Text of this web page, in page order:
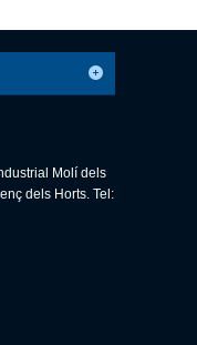
Molí dels
dels Horts. Tel: